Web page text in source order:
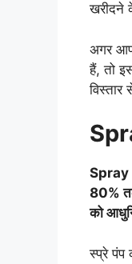
खरीदने
अगर आप
हैं, तो
Spray
80%
को
स्प्रे